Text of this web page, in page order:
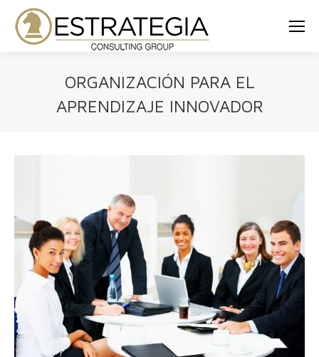
ORGANIZACIÓN PARA EL
APRENDIZAJE INNOVADOR